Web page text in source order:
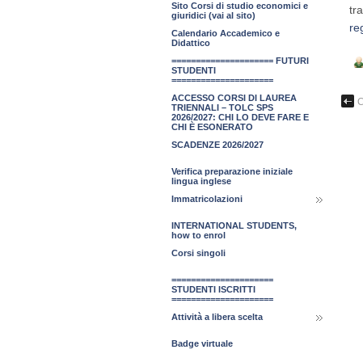
Sito Corsi di studio economici e
giuridici (vai al sito)
Calendario Accademico e
Didattico
===================== FUTURI
STUDENTI
=====================
ACCESSO CORSI DI LAUREA
TRIENNALI – TOLC SPS
2026/2027: CHI LO DEVE FARE E
CHI È ESONERATO
SCADENZE 2026/2027
Verifica preparazione iniziale
lingua inglese
Immatricolazioni
INTERNATIONAL STUDENTS,
how to enrol
Corsi singoli
=====================
STUDENTI ISCRITTI
=====================
Attività a libera scelta
Badge virtuale